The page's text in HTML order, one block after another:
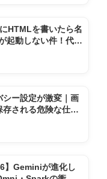
HTMLを書いたら名
起動しない件！代わ
ー設定が激変｜画
される危険な仕様
】Geminiが進化し